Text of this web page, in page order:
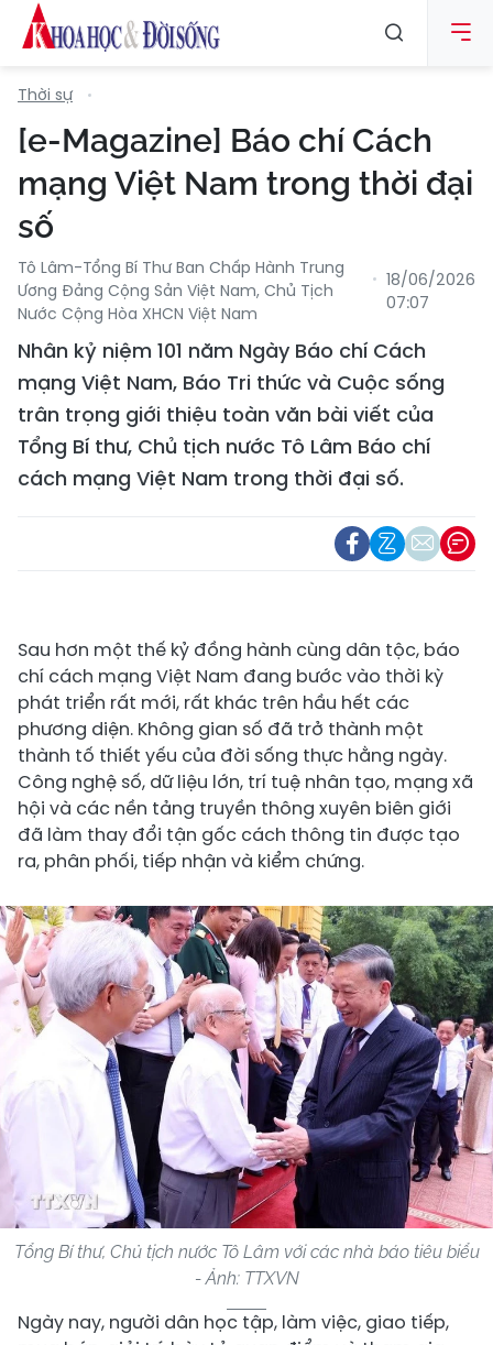
Thời sự
[e-Magazine] Báo chí Cách
mạng Việt Nam trong thời đại
số
Tô Lâm-Tổng Bí Thư Ban Chấp Hành Trung
Ương Đảng Cộng Sản Việt Nam, Chủ Tịch
Nước Cộng Hòa XHCN Việt Nam
18/06/2026
07:07
Nhân kỷ niệm 101 năm Ngày Báo chí Cách
mạng Việt Nam, Báo Tri thức và Cuộc sống
trân trọng giới thiệu toàn văn bài viết của
Tổng Bí thư, Chủ tịch nước Tô Lâm Báo chí
cách mạng Việt Nam trong thời đại số.
Sau hơn một thế kỷ đồng hành cùng dân tộc, báo
chí cách mạng Việt Nam đang bước vào thời kỳ
phát triển rất mới, rất khác trên hầu hết các
phương diện. Không gian số đã trở thành một
thành tố thiết yếu của đời sống thực hằng ngày.
Công nghệ số, dữ liệu lớn, trí tuệ nhân tạo, mạng xã
hội và các nền tảng truyền thông xuyên biên giới
đã làm thay đổi tận gốc cách thông tin được tạo
ra, phân phối, tiếp nhận và kiểm chứng.
Tổng Bí thư, Chủ tịch nước Tô Lâm với các nhà báo tiêu biểu
- Ảnh: TTXVN
Ngày nay, người dân học tập, làm việc, giao tiếp,